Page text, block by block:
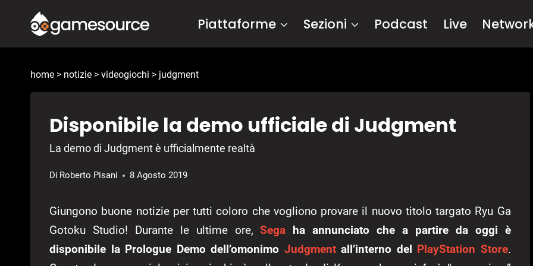
contenuto
Piattaforme Sezioni Podcast Live
home > notizie > videogiochi > judgment
Disponibile la demo ufficiale di Judgment
La demo di Judgment è ufficialmente realtà
Di Roberto Pisani 8 Agosto 2019
Giungono buone notizie per tutti coloro che vogliono provare il nuovo titolo targato Ryu Ga
Gotoku Studio! Durante le ultime ore,Sega ha annunciato che a partire da oggi è
disponibile la Prologue Demo dell’omonimo Judgmentall’interno del PlayStation Store.